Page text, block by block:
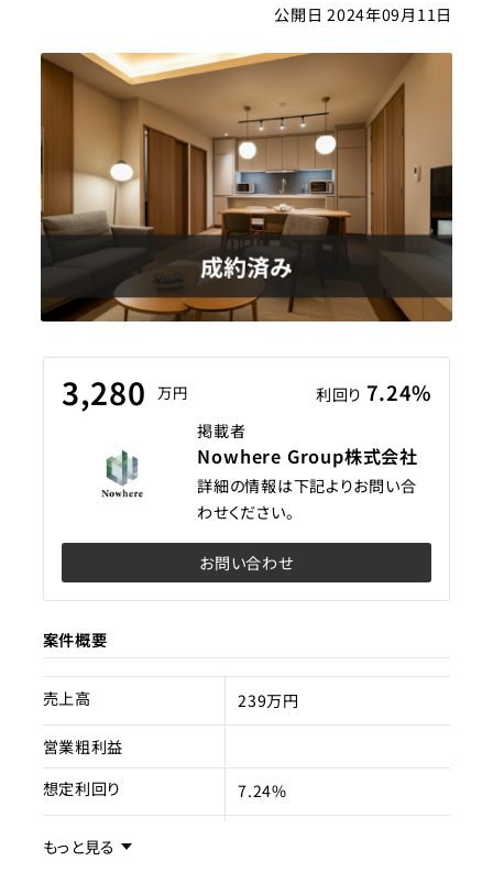
公開日 2024年09月11日
3,280 万円 利回り 7.24%
掲載者
Nowhere Group株式会社
詳細の情報は下記よりお問い合
わせください。
お問い合わせ
案件概要
売上高 239万円
営業粗利益
想定利回り
7.24%
売却スキーム
もっと見る